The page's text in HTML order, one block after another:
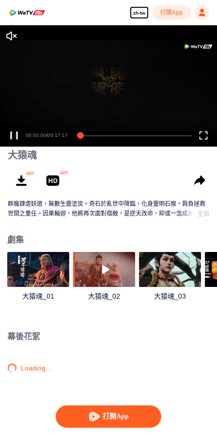
zh-tw 打開App
打開App
00:00:00/00:17:17
大猿魂
群魔肆虐妖道，無數生靈塗炭。奇石於亂世中降臨，化身靈明石猴，肩負拯救
世間之重任。因果輪迴，他將再次面對宿敵，是逆天改命，抑或一念成魔？這
全部
劇集
大猿魂_01 大猿魂_02 大猿魂_03
幕後花絮
Loading…